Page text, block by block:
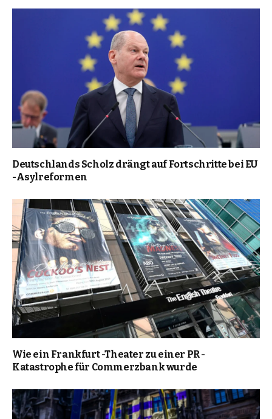
Deutschlands Scholz drängt auf Fortschritte bei EU
-Asylreformen
Wie ein Frankfurt -Theater zu einer PR -
Katastrophe für Commerzbank wurde